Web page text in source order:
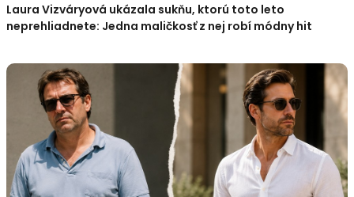
Laura Vizváryová ukázala sukňu, ktorú toto leto
neprehliadnete: Jedna maličkosť z nej robí módny hit